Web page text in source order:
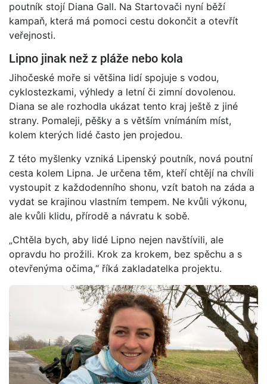
poutník stojí Diana Gall. Na Startovači nyní běží
kampaň, která má pomoci cestu dokončit a otevřít
veřejnosti.
Lipno jinak než z pláže nebo kola
Jihočeské moře si většina lidí spojuje s vodou,
cyklostezkami, výhledy a letní či zimní dovolenou.
Diana se ale rozhodla ukázat tento kraj ještě z jiné
strany. Pomaleji, pěšky a s větším vnímáním míst,
kolem kterých lidé často jen projedou.
Z této myšlenky vzniká Lipenský poutník, nová poutní
cesta kolem Lipna. Je určena těm, kteří chtějí na chvíli
vystoupit z každodenního shonu, vzít batoh na záda a
vydat se krajinou vlastním tempem. Ne kvůli výkonu,
ale kvůli klidu, přírodě a návratu k sobě.
„Chtěla bych, aby lidé Lipno nejen navštívili, ale
opravdu ho prožili. Krok za krokem, bez spěchu a s
otevřenýma očima,“ říká zakladatelka projektu.